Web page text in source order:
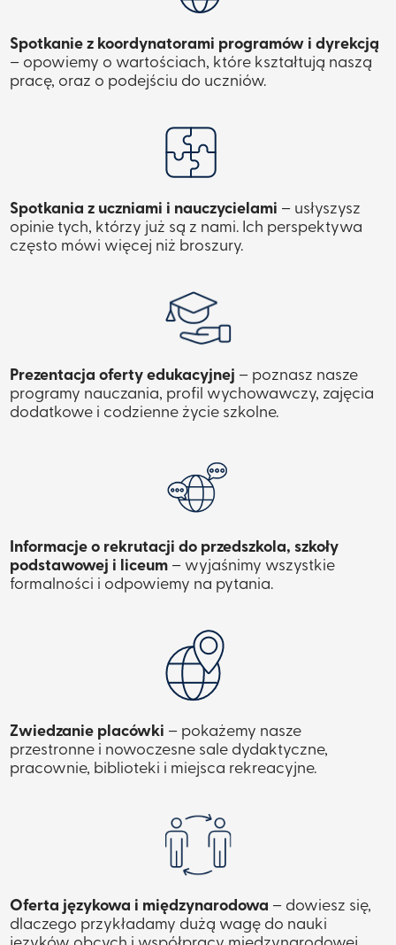
Spotkanie z koordynatorami programów i dyrekcją
– opowiemy o wartościach, które kształtują naszą
pracę, oraz o podejściu do uczniów.
Spotkania z uczniami i nauczycielami – usłyszysz
opinie tych, którzy już są z nami. Ich perspektywa
często mówi więcej niż broszury.
Prezentacja oferty edukacyjnej – poznasz nasze
programy nauczania, profil wychowawczy, zajęcia
dodatkowe i codzienne życie szkolne.
Informacje o rekrutacji do przedszkola, szkoły
podstawowej i liceum – wyjaśnimy wszystkie
formalności i odpowiemy na pytania.
Zwiedzanie placówki – pokażemy nasze
przestronne i nowoczesne sale dydaktyczne,
pracownie, biblioteki i miejsca rekreacyjne.
Oferta językowa i międzynarodowa – dowiesz się,
dlaczego przykładamy dużą wagę do nauki